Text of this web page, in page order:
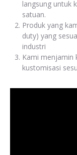
langsung untuk
satuan.
Produk yang
duty) yang
industri
Kami menjamin
kustomisasi